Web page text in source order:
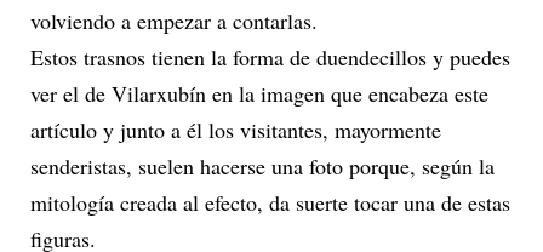
volviendo a empezar a contarlas.
Estos trasnos tienen la forma de duendecillos y puedes
ver el de Vilarxubín en la imagen que encabeza este
artículo y junto a él los visitantes, mayormente
senderistas, suelen hacerse una foto porque, según la
mitología creada al efecto, da suerte tocar una de estas
figuras.